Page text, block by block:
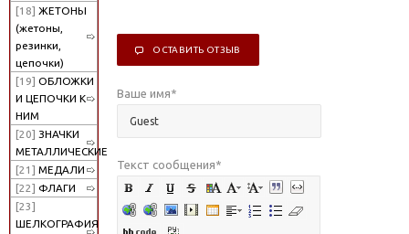
[18] ЖЕТОНЫ
(жетоны,
резинки,
цепочки)
[19] ОБЛОЖКИ
И ЦЕПОЧКИ К
НИМ
[20] ЗНАЧКИ
МЕТАЛЛИЧЕСКИЕ
[21] МЕДАЛИ
[22] ФЛАГИ
[23]
ШЕЛКОГРАФИЯ
ОСТАВИТЬ ОТЗЫВ
Ваше имя*
Текст сообщения*